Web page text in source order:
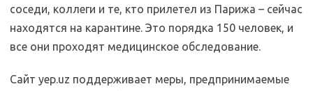
соседи, коллеги и те, кто прилетел из Парижа – сейчас
находятся на карантине. Это порядка 150 человек, и
все они проходят медицинское обследование.
Сайт yep.uz поддерживает меры, предпринимаемые